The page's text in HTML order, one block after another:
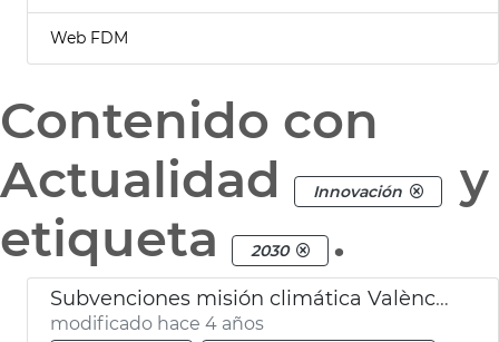
Web FDM
Contenido con
Actualidad
Innovación
y
etiqueta
2030 .
Subvenciones misión climática València 2030
modificado hace 4 años